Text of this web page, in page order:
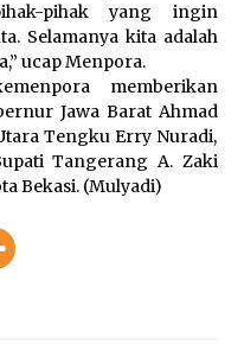
Baliem Perkuat
Papua
pihak yang ingin
Selamanya kita adalah
ucap Menpora.
memberikan
Jawa Barat Ahmad
Tengku Erry Nuradi,
Tangerang A. Zaki
Bekasi. (Mulyadi)